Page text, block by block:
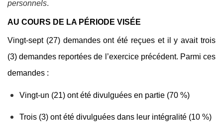
personnels.
AU COURS DE LA PÉRIODE VISÉE
Vingt-sept (27) demandes ont été reçues et il y avait trois
(3) demandes reportées de l’exercice précédent. Parmi ces
demandes :
Vingt-un (21) ont été divulguées en partie (70 %)
Trois (3) ont été divulguées dans leur intégralité (10 %)